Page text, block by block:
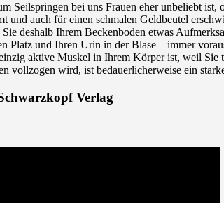
Seilspringen bei uns Frauen eher unbeliebt
und auch für einen schmalen Geldbeutel
deshalb Ihrem Beckenboden etwas
Platz und Ihren Urin in der Blase – immer
aktive Muskel in Ihrem Körper ist, weil Sie
vollzogen wird, ist bedauerlicherweise ein
Verlag